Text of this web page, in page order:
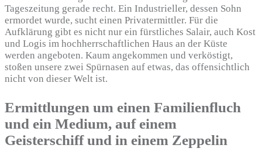
Tageszeitung gerade recht. Ein Industrieller, dessen Sohn
ermordet wurde, sucht einen Privatermittler. Für die
Aufklärung gibt es nicht nur ein fürstliches Salair, auch Kost
und Logis im hochherrschaftlichen Haus an der Küste
werden angeboten. Kaum angekommen und verköstigt,
stoßen unsere zwei Spürnasen auf etwas, das offensichtlich
nicht von dieser Welt ist.
Ermittlungen um einen Familienfluch
und ein Medium, auf einem
Geisterschiff und in einem Zeppelin